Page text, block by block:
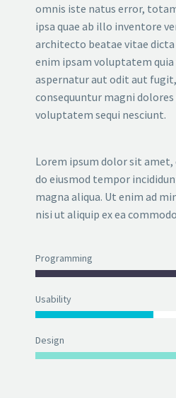
omnis iste natus error,
ipsa quae ab illo inventore
architecto beatae vitae
enim ipsam voluptatem
aspernatur aut odit aut fugit,
consequuntur magni
voluptatem sequi nesciunt.
Lorem ipsum dolor sit
do eiusmod tempor
magna aliqua. Ut enim ad
nisi ut aliquip ex ea
Programming
Usability
Design